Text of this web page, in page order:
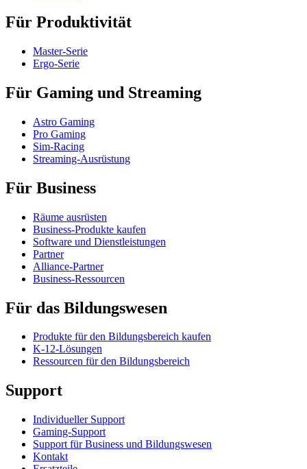
Für Produktivität
Master-Serie
Ergo-Serie
Für Gaming und Streaming
Astro Gaming
Pro Gaming
Sim-Racing
Streaming-Ausrüstung
Für Business
Räume ausrüsten
Business-Produkte kaufen
Software und Dienstleistungen
Partner
Alliance-Partner
Business-Ressourcen
Für das Bildungswesen
Produkte für den Bildungsbereich kaufen
K-12-Lösungen
Ressourcen für den Bildungsbereich
Support
Individueller Support
Gaming-Support
Support für Business und Bildungswesen
Kontakt